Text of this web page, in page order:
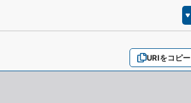
URIをコピー